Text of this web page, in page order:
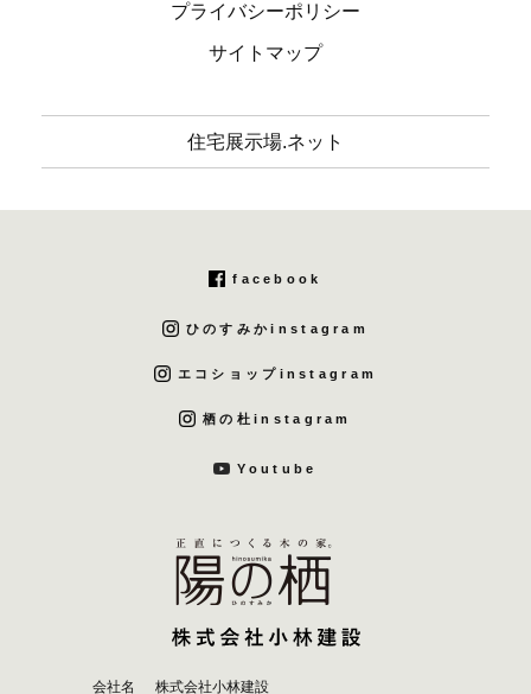
プライバシーポリシー
サイトマップ
住宅展示場.ネット
facebook
ひのすみかinstagram
エコショップinstagram
栖の杜instagram
Youtube
会社名 株式会社小林建設